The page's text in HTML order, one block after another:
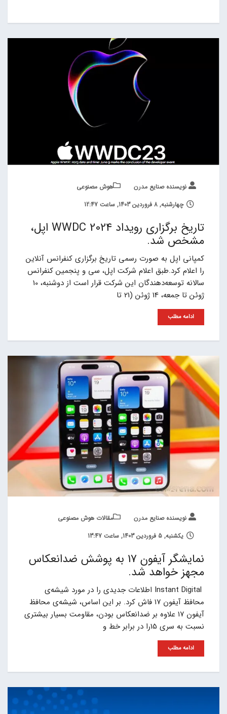
نویسنده صنایع مدرن
هوش مصنوعی
چهارشنبه, 8 فروردین 1403, ساعت 12:47
تاریخ برگزاری رویداد WWDC 2024 اپل،
مشخص شد.
کمپانی اپل به صورت رسمی تاریخ برگزاری کنفرانس آنلاین
را اعلام کرد.طبق اعلام شرکت اپل، سی و پنجمین کنفرانس
سالانه توسعه‌دهندگان این شرکت قرار است از دوشنبه، 10
ژوئن تا جمعه، 14 ژوئن (21 تا
ادامه مطلب
نویسنده صنایع مدرن
مقالات هوش مصنوعی
یکشنبه, 5 فروردین 1403, ساعت 13:47
نمایشگر آیفون 17 به پوشش ضدانعکاس
مجهز خواهد شد.
Instant Digital اطلاعات جدیدی را در مورد شیشه‌ی
محافظ آیفون ۱۷ فاش کرد. بر این اساس، شیشه‌ی محافظ
آیفون ۱۷ علاوه بر ضدانعکاس بودن، مقاومت بسیار بیشتری
نسبت به سری 15را در برابر خط و
ادامه مطلب